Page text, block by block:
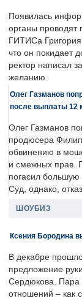
Появилась
органы проводят
ГИТИСа Григория
что он покидает
ректор написал
желанию.
Олег Газманов
после выплаты 12
Олег Газманов
продюсера
обвинению в
и смежных прав.
погасил
Суд, однако,
ШОУБИЗ
Ксения Бородина
В декабре
предложение
Сердюкова. Пара
отношений – как